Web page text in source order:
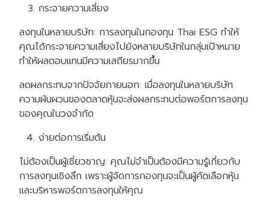
กระจายความเสี่ยง
ลงทุนในหลายบริษัท: การลงทุนในกองทุน Thai ESG ทำให้
คุณได้กระจายความเสี่ยงไปยังหลายบริษัทในกลุ่มเป้าหมาย
ทำให้ผลตอบแทนมีความเสถียรมากขึ้น
ลดผลกระทบจากปัจจัยภายนอก: เมื่อลงทุนในหลายบริษัท
ความผันผวนของตลาดหุ้นจะส่งผลกระทบต่อพอร์ตการลงทุน
ของคุณในวงจำกัด
ง่ายต่อการเริ่มต้น
ไม่ต้องเป็นผู้เชี่ยวชาญ: คุณไม่จำเป็นต้องมีความรู้เกี่ยวกับ
การลงทุนเชิงลึก เพราะผู้จัดการกองทุนจะเป็นผู้คัดเลือกหุ้น
และบริหารพอร์ตการลงทุนให้คุณ